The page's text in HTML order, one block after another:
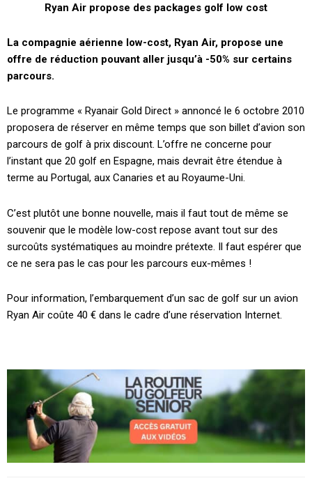
Ryan Air propose des packages golf low cost
La compagnie aérienne low-cost, Ryan Air, propose une
offre de réduction pouvant aller jusqu’à -50% sur certains
parcours.
Le programme « Ryanair Gold Direct » annoncé le 6 octobre 2010
proposera de réserver en même temps que son billet d’avion son
parcours de golf à prix discount. L’offre ne concerne pour
l’instant que 20 golf en Espagne, mais devrait être étendue à
terme au Portugal, aux Canaries et au Royaume-Uni.
C’est plutôt une bonne nouvelle, mais il faut tout de même se
souvenir que le modèle low-cost repose avant tout sur des
surcoûts systématiques au moindre prétexte. Il faut espérer que
ce ne sera pas le cas pour les parcours eux-mêmes !
Pour information, l’embarquement d’un sac de golf sur un avion
Ryan Air coûte 40 € dans le cadre d’une réservation Internet.